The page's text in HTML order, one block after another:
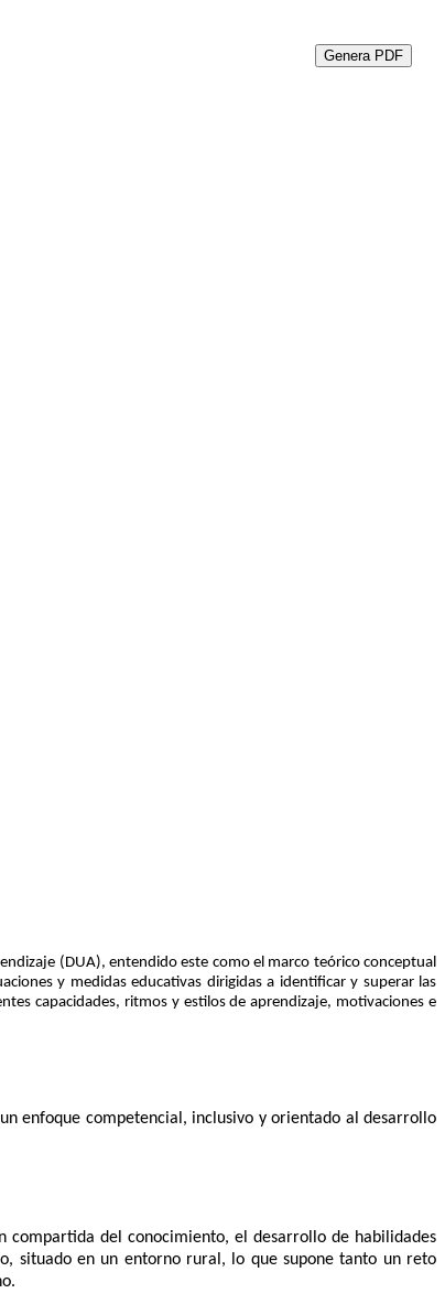
Genera PDF
(DUA), entendido este como el marco teórico conceptual
y medidas educativas dirigidas a identificar y superar las
capacidades, ritmos y estilos de aprendizaje, motivaciones e
enfoque competencial, inclusivo y orientado al desarrollo
compartida del conocimiento, el desarrollo de habilidades
situado en un entorno rural, lo que supone tanto un reto